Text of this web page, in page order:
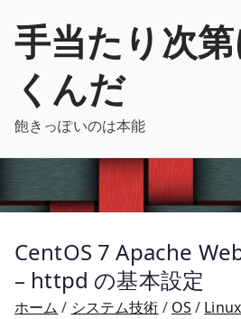
手当たり次
くんだ
飽きっぽいのは本能
CentOS 7 Apache
– httpd の基本設定
ホーム システム技術 OS Linux